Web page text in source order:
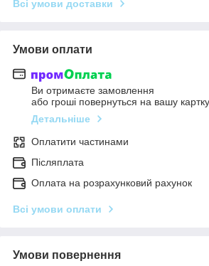
Всі умови доставки
Умови оплати
Ви отримаєте замовлення
або гроші повернуться на вашу картку
Детальніше
Оплатити частинами
Післяплата
Оплата на розрахунковий рахунок
Всі умови оплати
Умови повернення